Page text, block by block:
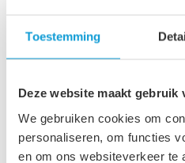
Toestemming
Deze website maakt gebruik
We gebruiken cookies om
personaliseren, om functies
en om ons websiteverkeer te
Badkamerkast
30 x 150 cm -
Niet op voorraad